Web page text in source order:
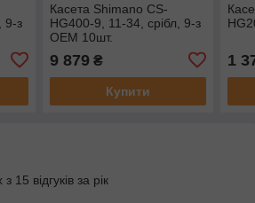
9-з
Касета Shimano CS-
HG400-9, 11-34, срібл, 9-з
OEM 10шт.
9 879₴
Купити
1
15 відгуків за рік